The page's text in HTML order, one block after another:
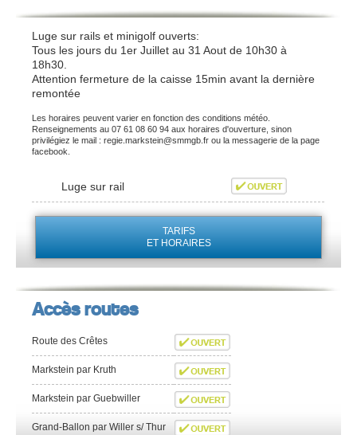
Luge sur rails et minigolf ouverts:
Tous les jours du 1er Juillet au 31 Aout de 10h30 à
18h30.
Attention fermeture de la caisse 15min avant la dernière
remontée
Les horaires peuvent varier en fonction des conditions météo.
Renseignements au 07 61 08 60 94 aux horaires d'ouverture, sinon
privilégiez le mail : regie.markstein@smmgb.fr ou la messagerie de la page
facebook.
Luge sur rail
TARIFS
ET HORAIRES
Accès routes
Route des Crêtes
Markstein par Kruth
Markstein par Guebwiller
Grand-Ballon par Willer s/ Thur